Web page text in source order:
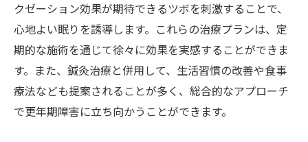
クゼーション効果が期待できるツボを刺激することで、
心地よい眠りを誘導します。これらの治療プランは、定
期的な施術を通じて徐々に効果を実感することができま
す。また、鍼灸治療と併用して、生活習慣の改善や食事
療法なども提案されることが多く、総合的なアプローチ
で更年期障害に立ち向かうことができます。